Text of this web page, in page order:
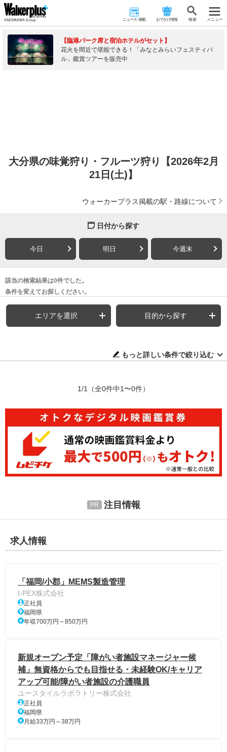
ニュース･連載 おでかけ情報 検 索 メニュー
【臨港パーク席と宿泊ホテルがセット】
花火を間近で堪能できる！「みなとみらいフェスティバ
ル」鑑賞ツアーを販売中
大分県の味覚狩り・フルーツ狩り【2026年2月
21日(土)】
ウォーカープラス掲載の駅・路線について
日付から探す
今日 明日 今週末
該当の検索結果は0件でした。
条件を変えてお探しください。
エリアを選択 目的から探す
もっと詳しい条件で絞り込む
1/1 （全0件中1〜0件）
注目情報
求人情報
「福岡/小郡」MEMS製造管理
I-PEX株式会社
正社員
福岡県
年収700万円～850万円
新規オープン予定「障がい者施設マネージャー候
補」無資格からでも目指せる・未経験OK/キャリア
アップ可能/障がい者施設の介護職員
ユースタイルラボラトリー株式会社
正社員
福岡県
月給33万円～38万円